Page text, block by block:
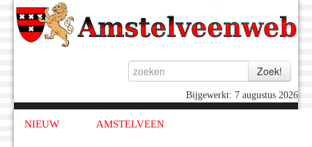
Bijgewerkt: 7 augustus 2026
NIEUW AMSTELVEEN